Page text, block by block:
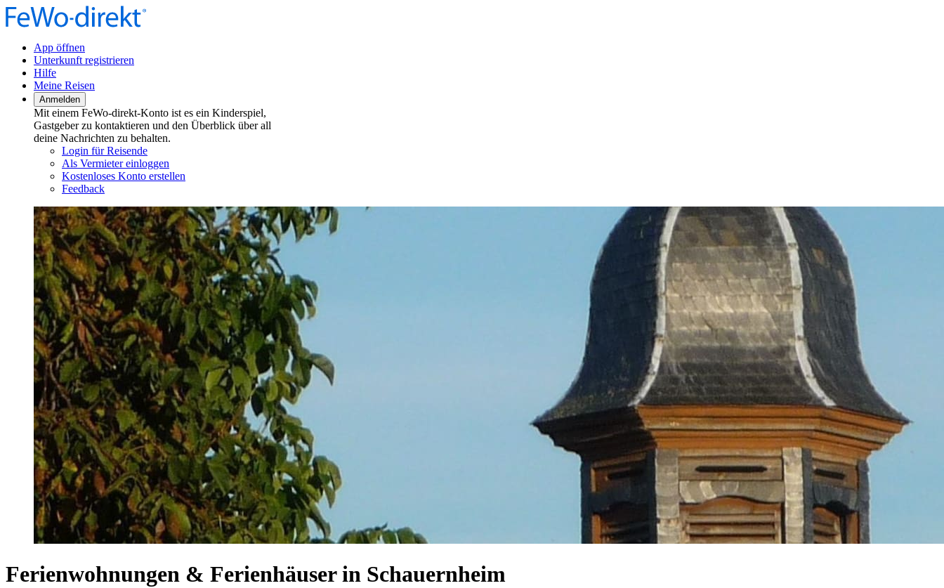
App öffnen
Unterkunft registrieren
Hilfe
Meine Reisen
Anmelden
Mit einem FeWo-direkt-Konto ist es ein Kinderspiel,
Gastgeber zu kontaktieren und den Überblick über all
deine Nachrichten zu behalten.
Login für Reisende
Als Vermieter einloggen
Kostenloses Konto erstellen
Feedback
Ferienwohnungen & Ferienhäuser in Schauernheim